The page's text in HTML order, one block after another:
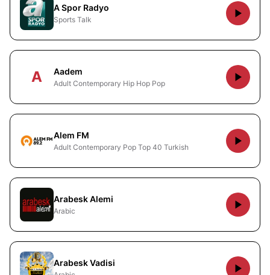
A Spor Radyo
Sports Talk
A Aadem
Adult Contemporary Hip Hop Pop
Alem FM
Adult Contemporary Pop Top 40 Turkish
Arabesk Alemi
Arabic
Arabesk Vadisi